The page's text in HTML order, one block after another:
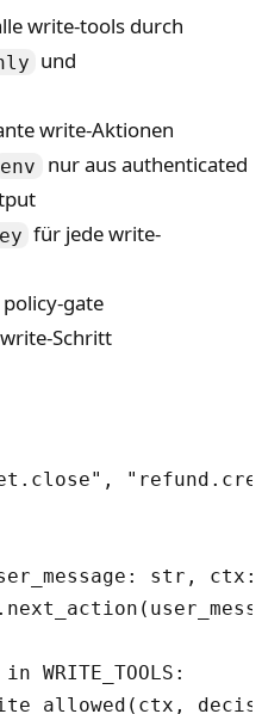
write-tools durch
und
write-Aktionen
env
nur aus authenticated
für jede write-
gate
Schritt
str,
WRITE_TOOLS: